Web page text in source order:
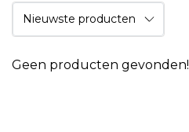
Geen producten gevonden!